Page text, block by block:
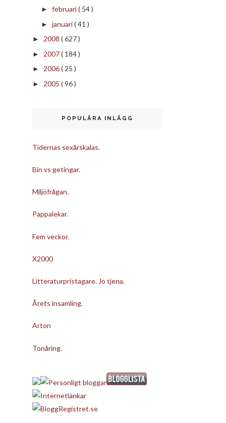
► februari( 54 )
► januari( 41 )
► 2008 ( 627 )
► 2007( 184 )
► 2006( 25 )
► 2005 ( 96 )
POPULÄRA INLÄGG
Tidernas sexårskalas.
Bin vs getingar.
Miljöfrågan.
Pappalekar.
Fem veckor.
X2000
Litteraturpristagare. Jo tjena.
Årets insamling.
Arton
Tonåring.